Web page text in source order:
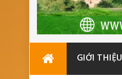
GIỚI THIỆU